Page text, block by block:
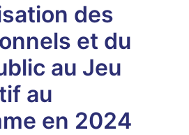
des
et du
au Jeu
au
en 2024